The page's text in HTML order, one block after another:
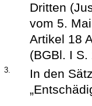
Dritten
vom 5.
Artikel 18
(BGBl. I
3.
In den